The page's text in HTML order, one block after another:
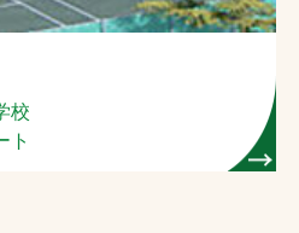
検索
校
ト